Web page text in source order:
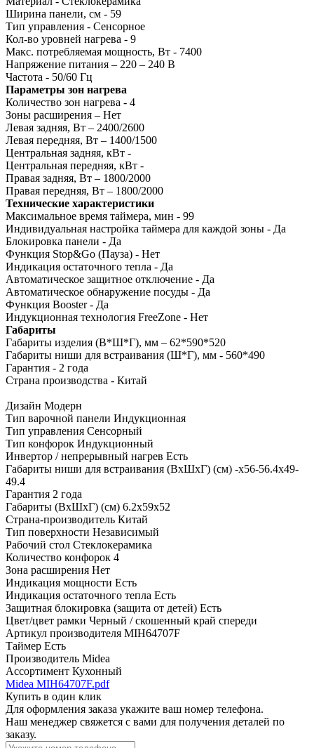
Ширина панели, см - 59
Тип управления - Сенсорное
Кол-во уровней нагрева - 9
Макс. потребляемая мощность, Вт - 7400
Напряжение питания – 220 – 240 В
Частота - 50/60 Гц
Параметры зон нагрева
Количество зон нагрева - 4
Зоны расширения – Нет
Левая задняя, Вт – 2400/2600
Левая передняя, Вт – 1400/1500
Центральная задняя, кВт -
Центральная передняя, кВт -
Правая задняя, Вт – 1800/2000
Правая передняя, Вт – 1800/2000
Технические характеристики
Максимальное время таймера, мин - 99
Индивидуальная настройка таймера для каждой зоны - Да
Блокировка панели - Да
Функция Stop&Go (Пауза) - Нет
Индикация остаточного тепла - Да
Автоматическое защитное отключение - Да
Автоматическое обнаружение посуды - Да
Функция Booster - Да
Индукционная технология FreeZone - Нет
Габариты
Габариты изделия (В*Ш*Г), мм – 62*590*520
Габариты ниши для встраивания (Ш*Г), мм - 560*490
Гарантия - 2 года
Страна производства - Китай
Дизайн Модерн
Тип варочной панели Индукционная
Тип управления Сенсорный
Тип конфорок Индукционный
Инвертор / непрерывный нагрев Есть
Габариты ниши для встраивания (ВхШхГ) (см) -х56-56.4х49-
49.4
Гарантия 2 года
Габариты (ВхШхГ) (см) 6.2х59х52
Страна-производитель Китай
Тип поверхности Независимый
Рабочий стол Стеклокерамика
Количество конфорок 4
Зона расширения Нет
Индикация мощности Есть
Индикация остаточного тепла Есть
Защитная блокировка (защита от детей) Есть
Цвет/цвет рамки Черный / скошенный край спереди
Артикул производителя MIH64707F
Таймер Есть
Производитель Midea
Ассортимент Кухонный
Midea MIH64707F.pdf
Купить в один клик
Для оформления заказа укажите ваш номер телефона.
Наш менеджер свяжется с вами для получения деталей по
заказу.